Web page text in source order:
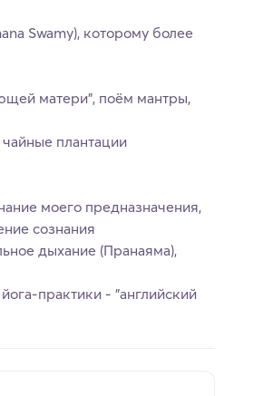
Swamy), которому более
матери", поём мантры,
плантации
моего предназначения,
сознания
дыхание (Пранаяма),
практики - "английский